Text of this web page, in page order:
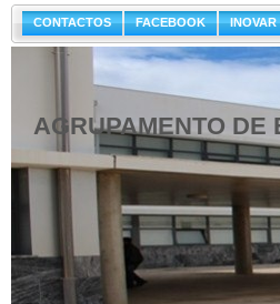
CONTACTOS FACEBOOK
AGRUPAMENTO DE